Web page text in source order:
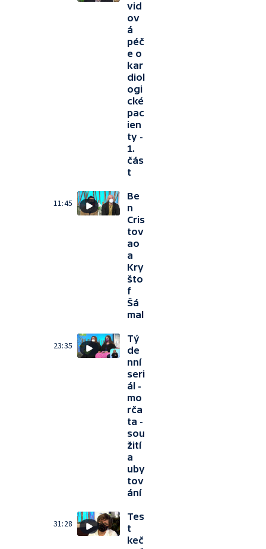
vid
ov
á
péč
e o
kar
diol
ogi
cké
pac
ien
ty -
1.
čás
t
11:45
Be
n
Cris
tov
ao
a
Kry
što
f
Šá
mal
23:35
Tý
de
nní
seri
ál -
mo
rča
ta -
sou
žití
a
uby
tov
ání
31:28
Tes
t
keč